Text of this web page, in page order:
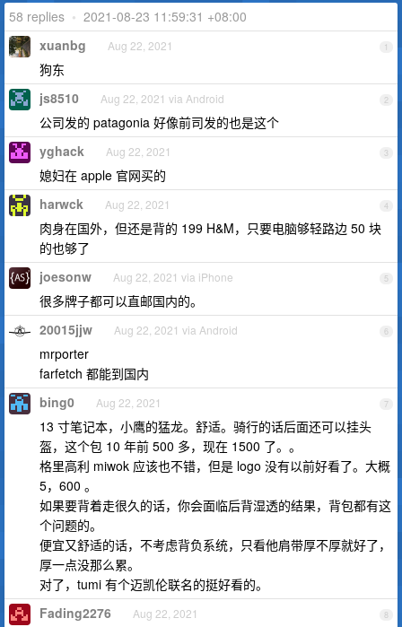
58 replies • 2021-08-23 11:59:31 +08:00
1
xuanbg Aug 22, 2021
狗东
2
js8510 Aug 22, 2021 via Android
公司发的 patagonia 好像前司发的也是这个
3
yghack Aug 22, 2021
媳妇在 apple 官网买的
4
harwck Aug 22, 2021
肉身在国外，但还是背的 199 H&M，只要电脑够轻路边 50 块
的也够了
5
joesonw Aug 22, 2021 via iPhone
很多牌子都可以直邮国内的。
6
20015jjw Aug 22, 2021 via Android
mrporter
farfetch 都能到国内
7
bing0 Aug 22, 2021
13 寸笔记本，小鹰的猛龙。舒适。骑行的话后面还可以挂头
盔，这个包 10 年前 500 多，现在 1500 了。。
格里高利 miwok 应该也不错，但是 logo 没有以前好看了。大概
5，600 。
如果要背着走很久的话，你会面临后背湿透的结果，背包都有这
个问题的。
便宜又舒适的话，不考虑背负系统，只看他肩带厚不厚就好了，
厚一点没那么累。
对了，tumi 有个迈凯伦联名的挺好看的。
8
Fading2276 Aug 22, 2021